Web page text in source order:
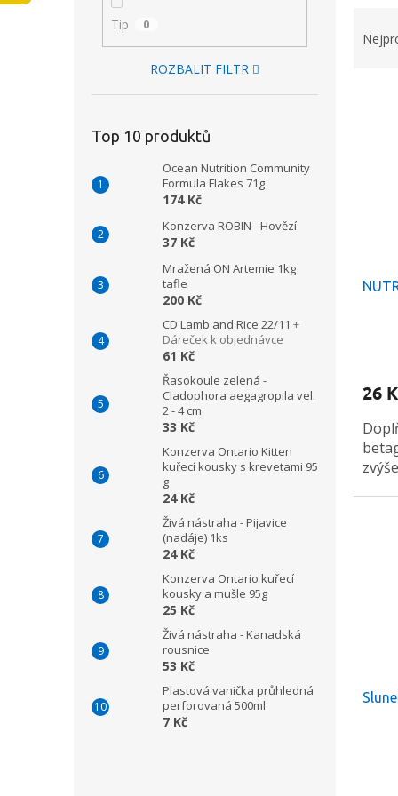
Tip 0
ROZBALIT FILTR
Top 10 produktů
Ocean Nutrition Community
Formula Flakes 71g
174 Kč
Konzerva ROBIN - Hovězí
37 Kč
Mražená ON Artemie 1kg
tafle
200 Kč
CD Lamb and Rice 22/11 +
Dáreček k objednávce
61 Kč
Řasokoule zelená -
Cladophora aegagropila vel.
2 - 4 cm
33 Kč
Konzerva Ontario Kitten
kuřecí kousky s krevetami 95
g
24 Kč
Živá nástraha - Pijavice
(nadáje) 1ks
24 Kč
Konzerva Ontario kuřecí
kousky a mušle 95g
25 Kč
Živá nástraha - Kanadská
rousnice
53 Kč
Plastová vanička průhledná
perforovaná 500ml
7 Kč
je
z
5
26